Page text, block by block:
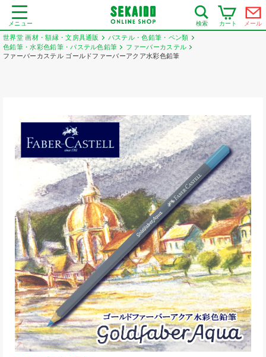
メニュー 検索 カート メール
世界堂 画材・額縁・文房具通販
パステル・色鉛筆・ペン類
色鉛筆・水彩色鉛筆・パステル色鉛筆
ファーバーカステル
ファーバーカステル ゴールドファーバーアクア水彩色鉛筆